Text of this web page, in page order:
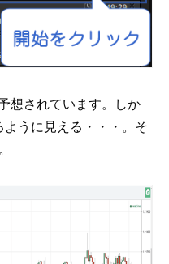
想されています。しか
うに見える・・・。そ